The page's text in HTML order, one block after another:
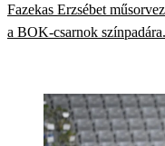
Fazekas Erzsébet
a BOK-csarnok színpadára.